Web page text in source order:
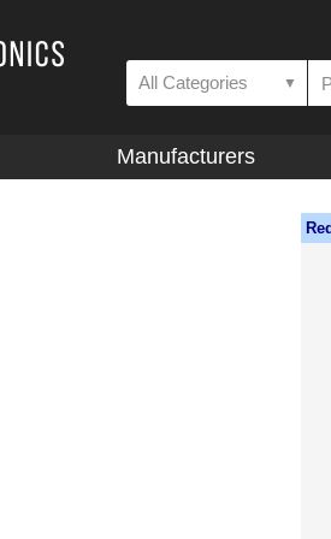
All Categories ▼
Manufacturers